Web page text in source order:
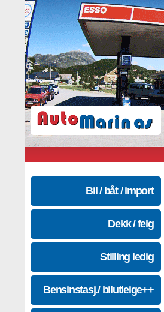
Bil / båt / import
Dekk / felg
Stilling ledig
Bensinstasj./ bilutleige++